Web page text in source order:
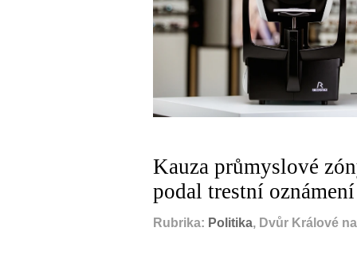
Kauza průmyslové
podal trestní oznámení
Rubrika: Politika, Dvůr Králové